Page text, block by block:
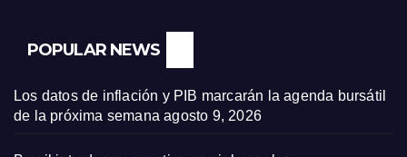
POPULAR NEWS
Los datos de inflación y PIB marcarán la agenda bursátil
de la próxima semana agosto 9, 2026